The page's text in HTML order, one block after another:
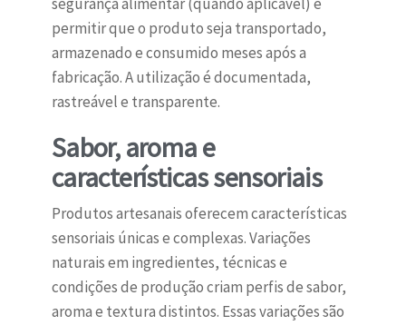
permitir que o produto seja transportado,
armazenado e consumido meses após a
fabricação. A utilização é documentada,
rastreável e transparente.
Sabor, aroma e
características sensoriais
Produtos artesanais oferecem características
sensoriais únicas e complexas. Variações
naturais em ingredientes, técnicas e
condições de produção criam perfis de sabor,
aroma e textura distintos. Essas variações são